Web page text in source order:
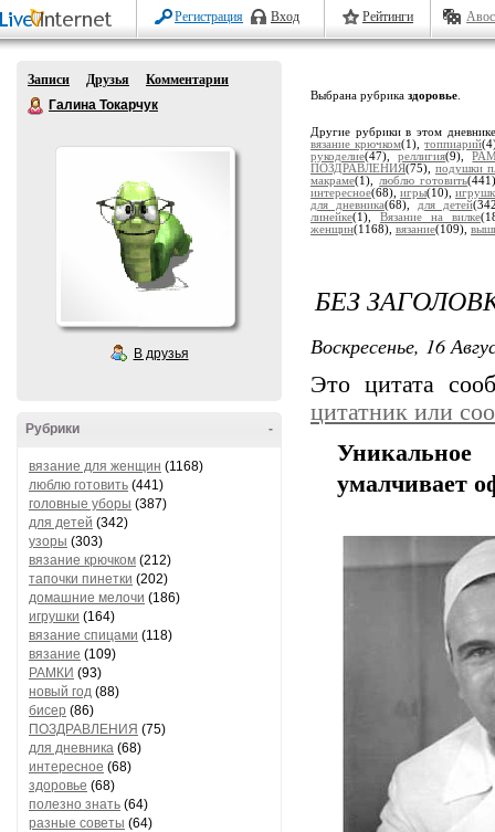
Регистрация Вход Рейтинги
Записи Друзья
Комментарии
Галина Токарчук
В друзья
-
Рубрики
вязание для женщин (1168)
люблю готовить (441)
головные уборы (387)
для детей (342)
узоры (303)
вязание крючком (212)
тапочки пинетки (202)
домашние мелочи (186)
игрушки (164)
вязание спицами (118)
вязание (109)
РАМКИ (93)
новый год (88)
бисер (86)
ПОЗДРАВЛЕНИЯ (75)
для дневника (68)
интересное (68)
здоровье (68)
полезно знать (64)
разные советы (64)
Выбрана рубрика здоровье
Другие рубрики в этом
вязание крючком(1),топпиарий
рукоделие(47),реллигия(9),
ПОЗДРАВЛЕНИЯ(75), подушки
макраме(1), люблю готовить
интересное(68), игры(10),
для дневника(68), для детей
линейке(1), Вязание на вилке
женщин(1168), вязание(109),
БЕЗ
Воскресенье, 16
Это цитата
цитатник или
умалчивает